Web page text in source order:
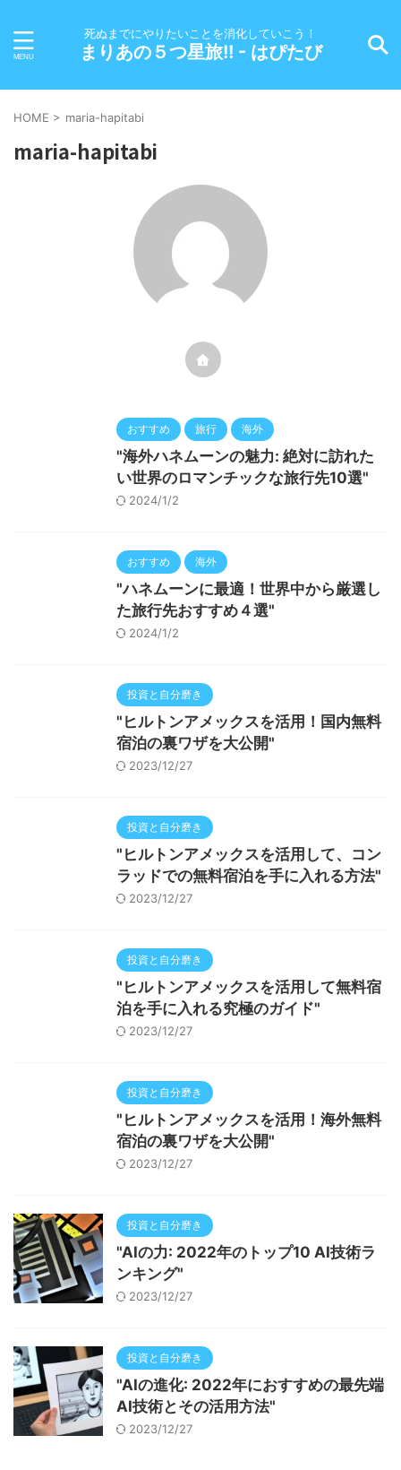
死ぬまでにやりたいことを消化していこう！
まりあの５つ星旅!! - はぴたび
HOME > maria-hapitabi
maria-hapitabi
おすすめ 旅行 海外
"海外ハネムーンの魅力: 絶対に訪れた
い世界のロマンチックな旅行先10選"
2024/1/2
おすすめ 海外
"ハネムーンに最適！世界中から厳選し
た旅行先おすすめ４選"
2024/1/2
投資と自分磨き
"ヒルトンアメックスを活用！国内無料
宿泊の裏ワザを大公開"
2023/12/27
投資と自分磨き
"ヒルトンアメックスを活用して、コン
ラッドでの無料宿泊を手に入れる方法"
2023/12/27
投資と自分磨き
"ヒルトンアメックスを活用して無料宿
泊を手に入れる究極のガイド"
2023/12/27
投資と自分磨き
"ヒルトンアメックスを活用！海外無料
宿泊の裏ワザを大公開"
2023/12/27
投資と自分磨き
"AIの力: 2022年のトップ10 AI技術ラ
ンキング"
2023/12/27
投資と自分磨き
"AIの進化: 2022年におすすめの最先端
AI技術とその活用方法"
2023/12/27